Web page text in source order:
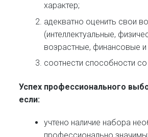
характер;
адекватно оценить свои
(интеллектуальные,
возрастные, финансовые и
соотнести способности
Успех профессионального
если:
учтено наличие набора
профессионально